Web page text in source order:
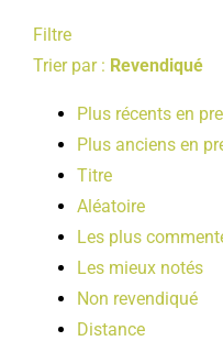
Filtre
Trier par : Revendiqué
Plus récents en
Plus anciens en
Titre
Aléatoire
Les plus
Les mieux notés
Non revendiqué
Distance